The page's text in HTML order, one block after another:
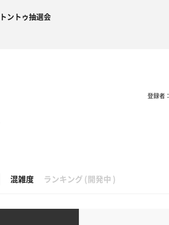
トントゥ抽選会
混雑度 ランキング (開発中 )
登録者：